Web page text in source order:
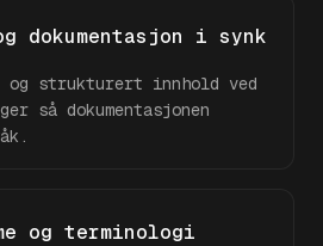
dokumentasjon i synk
og strukturert innhold ved
så dokumentasjonen
og terminologi